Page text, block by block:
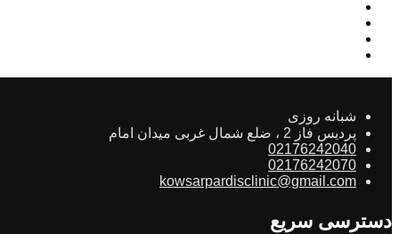
شبانه روزی
پردیس فاز 2 ، ضلع شمال غربی میدان امام
02176242040
02176242070
kowsarpardisclinic@gmail.com
دسترسی سریع